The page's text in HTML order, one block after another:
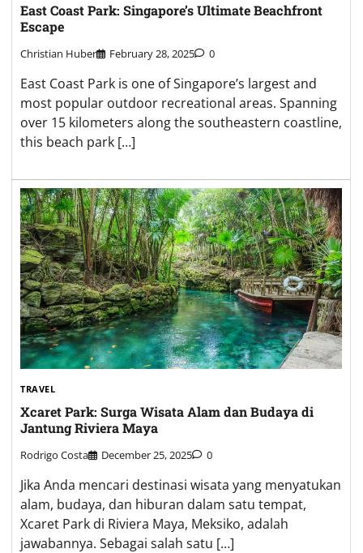
East Coast Park: Singapore’s Ultimate Beachfront
Escape
Christian Huber February 28, 2025 0
East Coast Park is one of Singapore’s largest and
most popular outdoor recreational areas. Spanning
over 15 kilometers along the southeastern coastline,
this beach park […]
TRAVEL
Xcaret Park: Surga Wisata Alam dan Budaya di
Jantung Riviera Maya
Rodrigo Costa December 25, 2025 0
Jika Anda mencari destinasi wisata yang menyatukan
alam, budaya, dan hiburan dalam satu tempat,
Xcaret Park di Riviera Maya, Meksiko, adalah
jawabannya. Sebagai salah satu […]